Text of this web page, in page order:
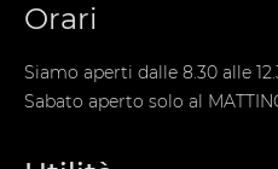
Orari
Siamo aperti dalle 8.30 alle
Sabato aperto solo al